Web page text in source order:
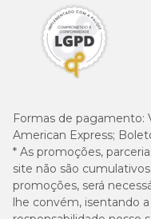
Formas de pagamento:
American Express;
* As promoções,
site não são
promoções, será
lhe convém, isentando